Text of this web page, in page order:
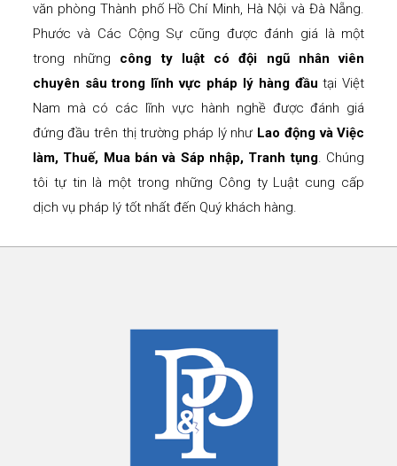
văn phòng Thành phố Hồ Chí Minh, Hà Nội và Đà Nẵng.
Phước và Các Cộng Sự cũng được đánh giá là một
trong những công ty luật có đội ngũ nhân viên
chuyên sâu trong lĩnh vực pháp lý hàng đầu tại Việt
Nam mà có các lĩnh vực hành nghề được đánh giá
đứng đầu trên thị trường pháp lý như Lao động và Việc
làm, Thuế, Mua bán và Sáp nhập, Tranh tụng. Chúng
tôi tự tin là một trong những Công ty Luật cung cấp
dịch vụ pháp lý tốt nhất đến Quý khách hàng.